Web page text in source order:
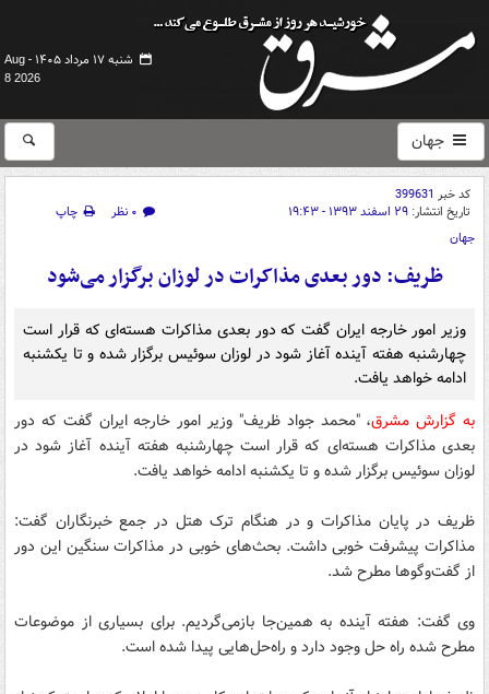
شنبه ۱۷ مرداد ۱۴۰۵ -
Aug
8 2026
جهان
کد خبر 399631
تاریخ انتشار: ۲۹ اسفند ۱۳۹۳ - ۱۹:۴۳ ۰ نظر
چاپ
جهان
ظریف: دور بعدی مذاکرات در لوزان برگزار می‌شود
وزیر امور خارجه ایران گفت که دور بعدی مذاکرات هسته‌ای که قرار است
چهارشنبه هفته آینده آغاز شود در لوزان سوئیس برگزار شده و تا یکشنبه
ادامه خواهد یافت.
به گزارش مشرق، "محمد جواد ظریف" وزیر امور خارجه ایران گفت که دور
بعدی مذاکرات هسته‌ای که قرار است چهارشنبه هفته آینده آغاز شود در
لوزان سوئیس برگزار شده و تا یکشنبه ادامه خواهد یافت.
ظریف در پایان مذاکرات و در هنگام ترک هتل در جمع خبرنگاران گفت:
مذاکرات پیشرفت خوبی داشت. بحث‌های خوبی در مذاکرات سنگین این دور
از گفت‌وگوها مطرح شد.
وی گفت: هفته آینده به همین‌جا بازمی‌گردیم. برای بسیاری از موضوعات
مطرح شده راه حل وجود دارد و راه‌حل‌هایی پیدا شده است.